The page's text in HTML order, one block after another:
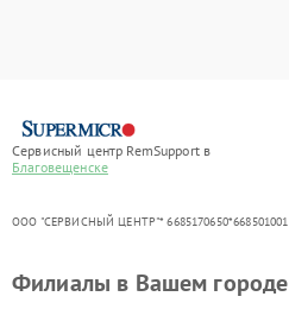
Сервисный центр RemSupport в
Благовещенске
ООО "СЕРВИСНЫЙ ЦЕНТР"* 6685170650*668501001
Филиалы в Вашем городе